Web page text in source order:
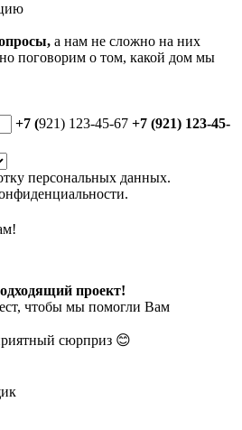
а нам не сложно на них
поговорим о том, какой дом мы
+7 (921) 123-45-67 +7 (921) 123-45-
персональных данных.
проект!
чтобы мы помогли Вам
сюрприз 😊